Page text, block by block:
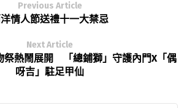
Previous Article
情人節送禮十一大禁忌
Next Article
祭熱鬧展開 「總鋪獅」守護內門X「偶
呀吉」駐足甲仙